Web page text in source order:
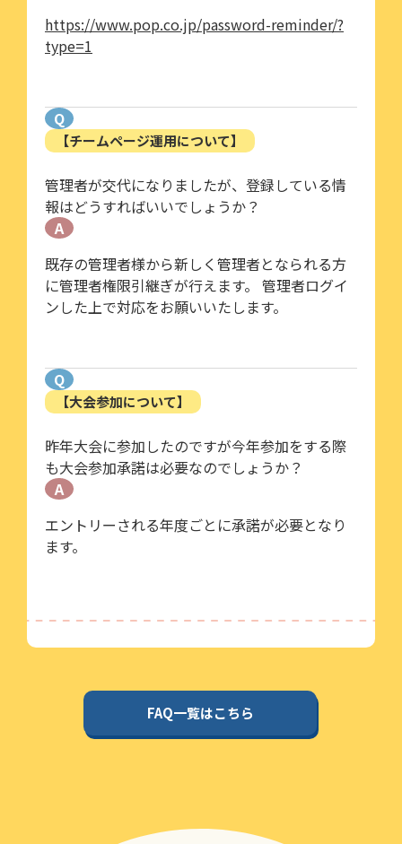
https://www.pop.co.jp/password-reminder/?
type=1
Q
【チームページ運用について】
管理者が交代になりましたが、登録している情
報はどうすればいいでしょうか？
A
既存の管理者様から新しく管理者となられる方
に管理者権限引継ぎが行えます。 管理者ログイ
ンした上で対応をお願いいたします。
Q
【大会参加について】
昨年大会に参加したのですが今年参加をする際
も大会参加承諾は必要なのでしょうか？
A
エントリーされる年度ごとに承諾が必要となり
ます。
FAQ一覧はこちら